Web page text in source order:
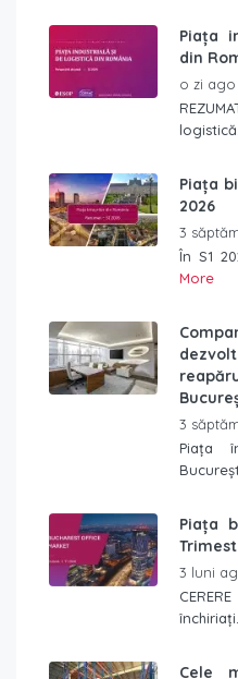
Piața
din
o zi ago
Piața
2026
3
În S1
More
3
Piața
Piața
3 luni
Cele